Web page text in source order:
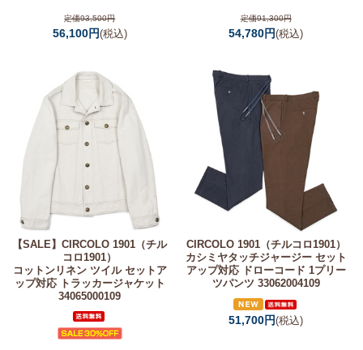
定価93,500円
56,100円(税込)
定価91,300円
54,780円(税込)
【SALE】CIRCOLO 1901（チル
コロ1901）
コットンリネン ツイル セットア
ップ対応 トラッカージャケット
34065000109
CIRCOLO 1901（チルコロ1901）
カシミヤタッチジャージー セット
アップ対応 ドローコード 1プリー
ツパンツ 33062004109
51,700円(税込)